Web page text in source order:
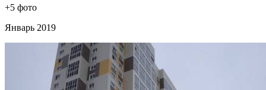
+5 фото
Январь 2019